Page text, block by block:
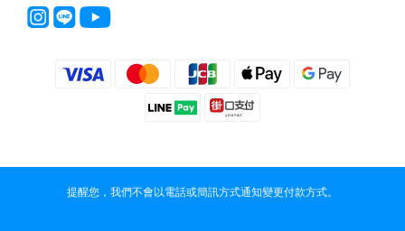
提醒您，我們不會以電話或簡訊方式通知變更付款方式。